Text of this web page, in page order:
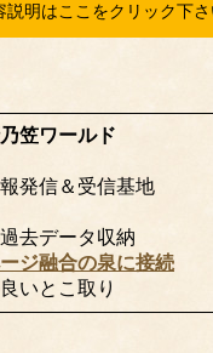
説明はここをクリック下
笠ワールド
発信＆受信基地
去データ収納
ジ融合の泉に接続
いとこ取り